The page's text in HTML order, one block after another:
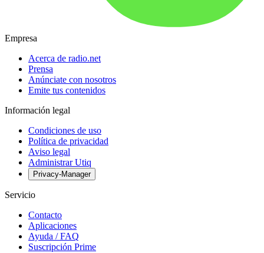
Empresa
Acerca de radio.net
Prensa
Anúnciate con nosotros
Emite tus contenidos
Información legal
Condiciones de uso
Política de privacidad
Aviso legal
Administrar Utiq
Privacy-Manager
Servicio
Contacto
Aplicaciones
Ayuda / FAQ
Suscripción Prime